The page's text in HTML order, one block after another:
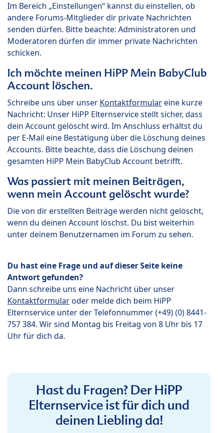
Im Bereich „Einstellungen“ kannst du einstellen, ob
andere Forums-Mitglieder dir private Nachrichten
senden dürfen. Bitte beachte: Administratoren und
Moderatoren dürfen dir immer private Nachrichten
schicken.
Ich möchte meinen HiPP Mein BabyClub
Account löschen.
Schreibe uns über unser Kontaktformulareine kurze
Nachricht: Unser HiPP Elternservice stellt sicher, dass
dein Account gelöscht wird. Im Anschluss erhältst du
per E-Mail eine Bestätigung über die Löschung deines
Accounts. Bitte beachte, dass die Löschung deinen
gesamten HiPP Mein BabyClub Account betrifft.
Was passiert mit meinen Beiträgen,
wenn mein Account gelöscht wurde?
Die von dir erstellten Beiträge werden nicht gelöscht,
wenn du deinen Account löschst. Du bist weiterhin
unter deinem Benutzernamen im Forum zu sehen.
Du hast eine Frage und auf dieser Seite keine
Antwort gefunden?
Dann schreibe uns eine Nachricht über unser
Kontaktformularoder melde dich beim HiPP
Elternservice unter der Telefonnummer (+49) (0) 8441-
757 384. Wir sind Montag bis Freitag von 8 Uhr bis 17
Uhr für dich da.
Hast du Fragen? Der HiPP
Elternservice ist für dich und
deinen Liebling da!